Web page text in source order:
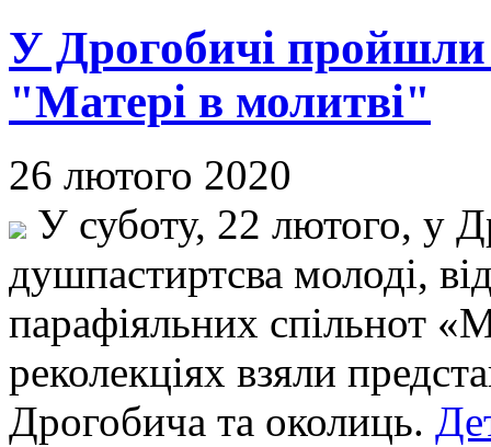
У Дрогобичі пройшли
"Матері в молитві"
26 лютого 2020
У суботу, 22 лютого, у
душпастиртсва молоді,
парафіяльних спільнот
реколекціях взяли
Дрогобича та околиць.